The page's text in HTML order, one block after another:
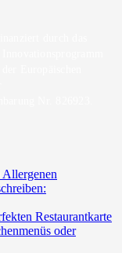
Allergenen
Restaurantkarte
oder